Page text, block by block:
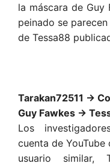
la máscara de
peinado se
de Tessa88
Tarakan72511 →
Guy Fawkes →
Los
cuenta de
usuario similar,